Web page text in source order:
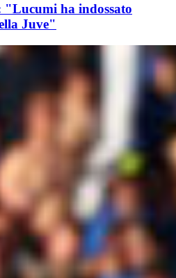
"Lucumi ha indossato
Juve"